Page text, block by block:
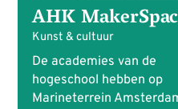
AHK
Kunst & cultuur
De academies van de
hogeschool hebben op
Marineterrein